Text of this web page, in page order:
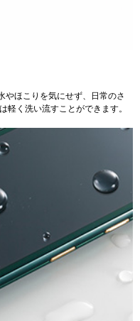
やほこりを気にせず、日常のさ
軽く洗い流すことができます。